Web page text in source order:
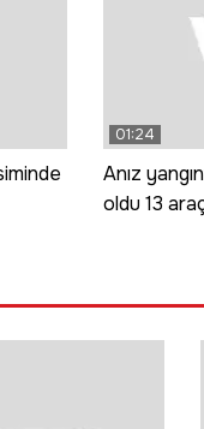
01:24
Anız
oldu 13